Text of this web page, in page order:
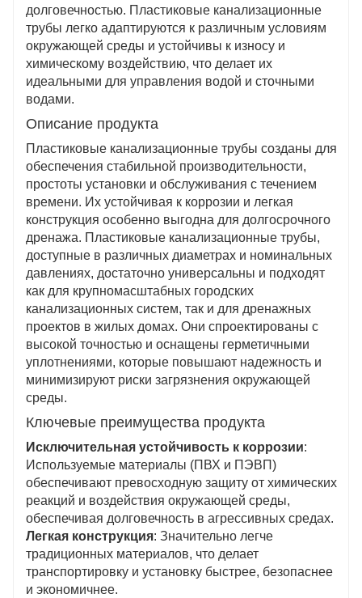
долговечностью. Пластиковые канализационные
трубы легко адаптируются к различным условиям
окружающей среды и устойчивы к износу и
химическому воздействию, что делает их
идеальными для управления водой и сточными
водами.
Описание продукта
Пластиковые канализационные трубы созданы для
обеспечения стабильной производительности,
простоты установки и обслуживания с течением
времени. Их устойчивая к коррозии и легкая
конструкция особенно выгодна для долгосрочного
дренажа. Пластиковые канализационные трубы,
доступные в различных диаметрах и номинальных
давлениях, достаточно универсальны и подходят
как для крупномасштабных городских
канализационных систем, так и для дренажных
проектов в жилых домах. Они спроектированы с
высокой точностью и оснащены герметичными
уплотнениями, которые повышают надежность и
минимизируют риски загрязнения окружающей
среды.
Ключевые преимущества продукта
Исключительная устойчивость к коррозии:
Используемые материалы (ПВХ и ПЭВП)
обеспечивают превосходную защиту от химических
реакций и воздействия окружающей среды,
обеспечивая долговечность в агрессивных средах.
Легкая конструкция: Значительно легче
традиционных материалов, что делает
транспортировку и установку быстрее, безопаснее
и экономичнее.